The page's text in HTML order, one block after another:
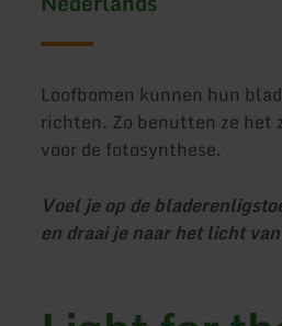
Loofbomen kunnen hun
richten. Zo benutten ze
voor de fotosynthese.
Voel je op de
en draai je naar het licht